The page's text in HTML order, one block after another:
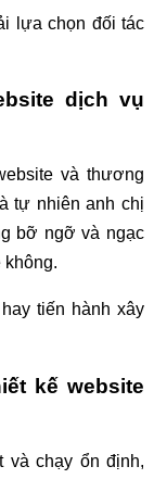
lựa chọn đối tác
dịch vụ
và thương
tự nhiên anh chị
bỡ ngỡ và ngạc
không.
tiến hành xây
kế website
và chạy ổn định,